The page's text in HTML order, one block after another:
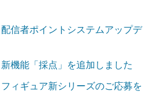
配信者ポイントシステムアップデ
新機能「採点」を追加しました
フィギュア新シリーズのご応募を